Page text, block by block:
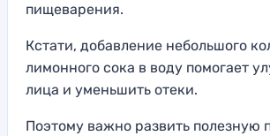
пищеварения.
Кстати, добавление небольшого
лимонного сока в воду помогает
лица и уменьшить отеки.
Поэтому важно развить полезную